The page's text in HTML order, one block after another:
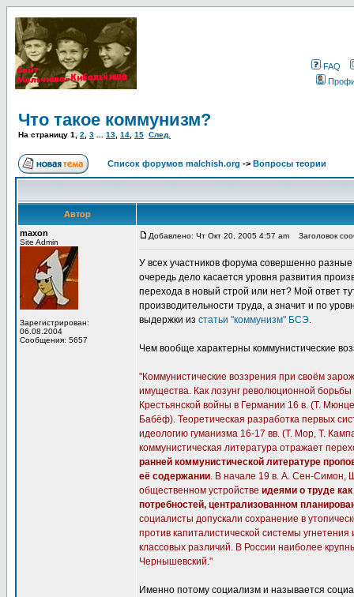
FAQ
Что такое коммунизм?
На страницу 1 2 3 13 14 15 След.
Список форумов malchish.org -> Вопросы теории
Автор
maxon
Site Admin
Зарегистрирован:
06.08.2004
Сообщения: 5657
Добавлено: Чт Окт 20, 2005 4:57 am Заголовок
У всех участников форума совершенно
очередь дело касается уровня развития
перехода в новый строй или нет? Мой ответ
производительности труда, а значит и по
выдержки из статьи "коммунизм" БСЭ.
Чем вообще характерны коммунистические
"Коммунистические воззрения при своём
имущества. Как лозунг революционной борьбы
Крестьянской войны в Германии 16 в. (Т.
Бабёф). Теоретическая разработка первых
идеологию гуманизма 16-17 вв. (Т. Мор, Т.
коммунистическая литература отражает
ранней коммунистической литературе
её содержании. В начале 19 в. А. Сен-Симон,
общественном устройстве идеями о труде
потребностей, централизованном
социалисты допускали сохранение в
против капиталистической системы
классовых различий. В России наиболее
Чернышевский."
Именно потому социализм и называется